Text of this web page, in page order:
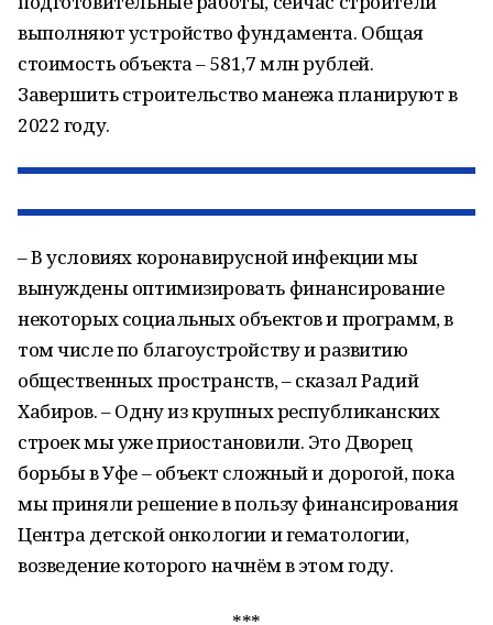
выполняют устройство фундамента. Общая
стоимость объекта – 581,7 млн рублей.
Завершить строительство манежа планируют в
2022 году.
– В условиях коронавирусной инфекции мы
вынуждены оптимизировать финансирование
некоторых социальных объектов и программ, в
том числе по благоустройству и развитию
общественных пространств, – сказал Радий
Хабиров. – Одну из крупных республиканских
строек мы уже приостановили. Это Дворец
борьбы в Уфе – объект сложный и дорогой, пока
мы приняли решение в пользу финансирования
Центра детской онкологии и гематологии,
возведение которого начнём в этом году.